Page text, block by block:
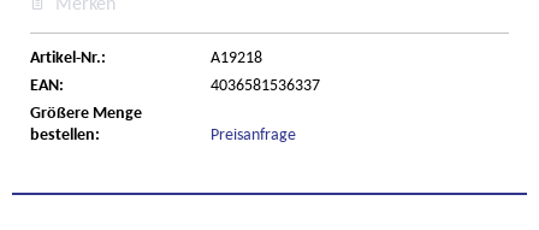
Artikel-Nr.:
A19218
EAN:
4036581536337
Größere Menge
bestellen:
Preisanfrage